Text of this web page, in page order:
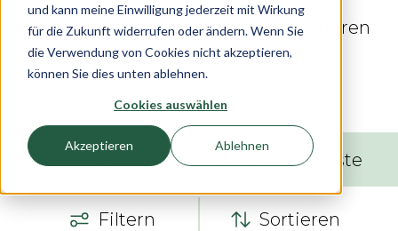
und kann meine Einwilligung jederzeit mit Wirkung
für die Zukunft widerrufen oder ändern. Wenn Sie
die Verwendung von Cookies nicht akzeptieren,
können Sie dies unten ablehnen.
Cookies auswählen
Akzeptieren Ablehnen
Pre-Owned - Geprüfte Gebrauchtuhren
zwischen 4.001 - 6.000 Euro bei
ALTHERR erleben
28 Liste
Filtern Sortieren